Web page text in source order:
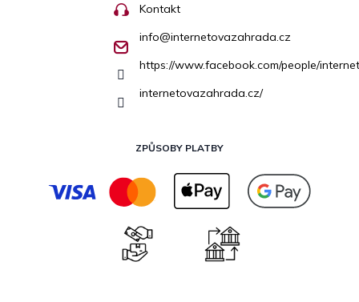
Kontakt
info@internetovazahrada.cz
https://www.facebook.com/people/
internetovazahrada.cz/
ZPŮSOBY PLATBY